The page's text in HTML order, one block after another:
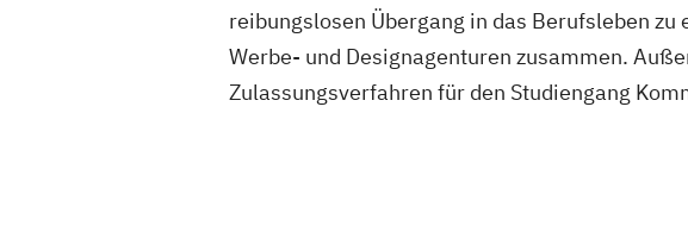
reibungslosen Übergang in das Berufsleben
Werbe- und Designagenturen zusammen.
Zulassungsverfahren für den Studiengang